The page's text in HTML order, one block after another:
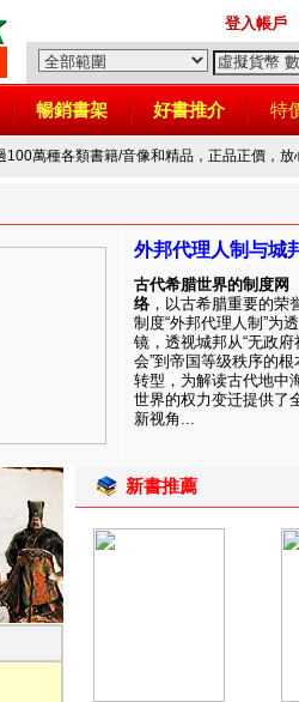
登入帳戶
暢銷書架 好書推介 特
100萬種各類書籍/音像和精品，正品正價，
外邦代理人制与城
古代希腊世界的制度网
络 ，以古希腊重要的荣
制度“外邦代理人制”为透
镜，透视城邦从“无政府
会”到帝国等级秩序的根
转型，为解读古代地中
世界的权力变迁提供了
新视角...
新書推薦